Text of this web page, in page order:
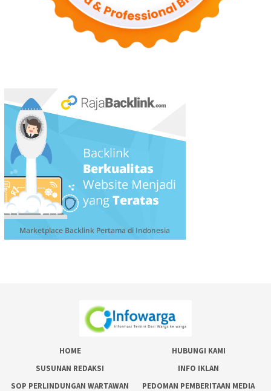
HOME
HUBUNGI KAMI
SUSUNAN REDAKSI
INFO IKLAN
SOP PERLINDUNGAN WARTAWAN
PEDOMAN PEMBERITAAN MEDIA